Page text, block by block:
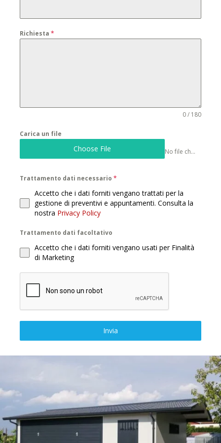
Richiesta *
0 / 180
Carica un file
Choose File No file chosen
Trattamento dati necessario *
Accetto che i dati forniti vengano trattati per la
gestione di preventivi e appuntamenti. Consulta la
nostra Privacy Policy
Trattamento dati facoltativo
Accetto che i dati forniti vengano usati per Finalità
di Marketing
Invia